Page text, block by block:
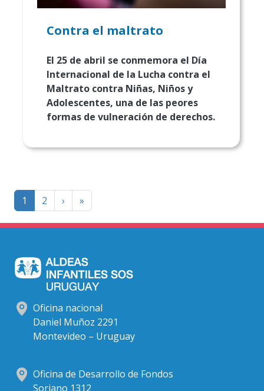
Contra el maltrato
El 25 de abril se conmemora el Día
Internacional de la Lucha contra el
Maltrato contra Niñas, Niños y
Adolescentes, una de las peores
formas de vulneración de derechos.
Paginación
1 2 › Página
siguiente
»
page
Oficina nacional
Daniel Muñoz 2291
Montevideo – Uruguay
Oficina de Desarrollo de Fondos
Soriano 1312